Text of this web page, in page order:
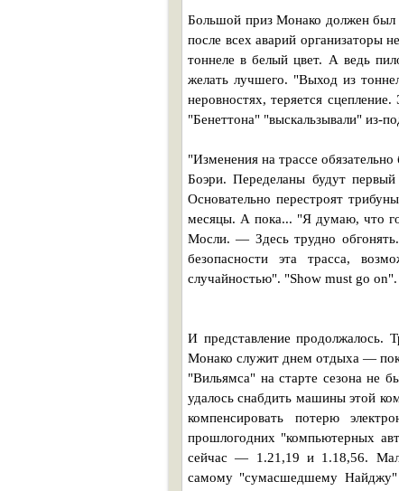
Большой приз Монако должен был
после всех аварий
тоннеле в белый цвет. А ведь
желать лучшего. "Выход из
неровностях, теряется
"Бенеттона" "выскальзывали"
"Изменения на трассе
Боэри. Переделаны будут
Основательно перестроят
месяцы. А пока... "Я думаю, что
Мосли. — Здесь трудно
безопасности эта трасса,
случайностью". "Show must go on".
И представление продолжалось.
Монако служит днем отдыха —
"Вильямса" на старте сезона не
удалось снабдить машины этой
компенсировать потерю
прошлогодних "компьютерных
сейчас — 1.21,19 и 1.18,56.
самому "сумасшедшему Найджу"